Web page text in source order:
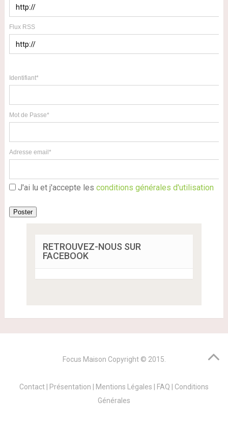
Flux RSS
Identifiant*
Mot de Passe*
Adresse email*
J'ai lu et j'accepte les conditions générales d'utilisation
Poster
RETROUVEZ-NOUS SUR
FACEBOOK
Focus Maison Copyright © 2015.
Contact Présentation Mentions Légales FAQ
Conditions
Générales